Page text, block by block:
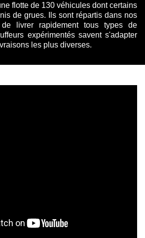
flotte de 130 véhicules dont certains
de grues. Ils sont répartis dans nos
livrer rapidement tous types de
expérimentés savent s'adapter
les plus diverses.